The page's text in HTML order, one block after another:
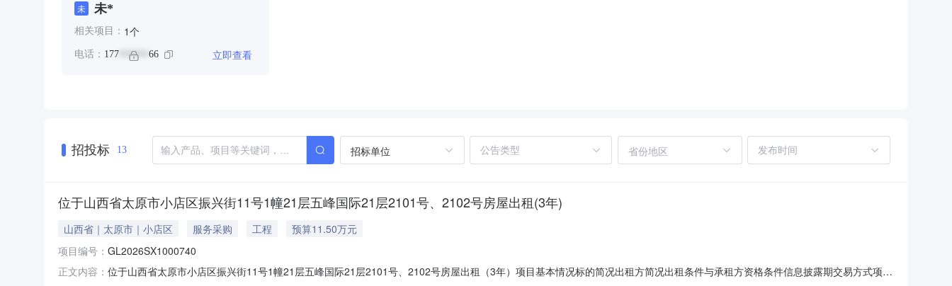
未 未*
相关项目： 1个
电话： 177 ****** 66 立即查看
招投标 13 招标单位 省份地区
位于山西省太原市小店区振兴街11号1幢21层五峰国际21层2101号、2102号房屋出租(3年)
山西省｜太原市｜小店区 服务采购 工程
预算11.50万元
项目编号： GL2026SX1000740
正文内容： 位于山西省太原市小店区振兴街11号1幢21层五峰国际21层2101号、2102号房屋出租（3年）项目基本情况标的简况出租方简况出租条件与承租方资格条件信息披露期交易方式项目